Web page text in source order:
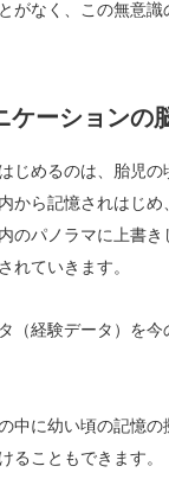
がなく、この無意
ケーションの
じめるのは、胎児の
から記憶されはじめ
のパノラマに上書き
れていきます。
（経験データ）を今
中に幼い頃の記憶の
ることもできます。